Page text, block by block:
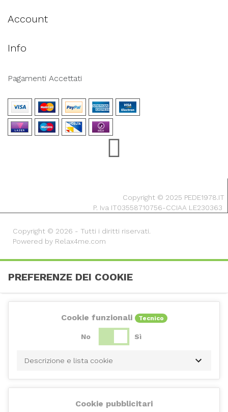
Account
Info
Pagamenti Accettati
Copyright © 2025 PEDE1978.IT
P. Iva IT03558710756-CCIAA LE230363
Copyright © 2026 - Tutti i diritti riservati.
Powered by Relax4me.com
PREFERENZE DEI COOKIE
Cookie funzionali Tecnico
No Sì
Descrizione e lista cookie
Cookie pubblicitari